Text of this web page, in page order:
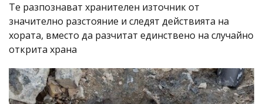
Те разпознават хранителен източник от
значително разстояние и следят действията на
хората, вместо да разчитат единствено на случайно
открита храна